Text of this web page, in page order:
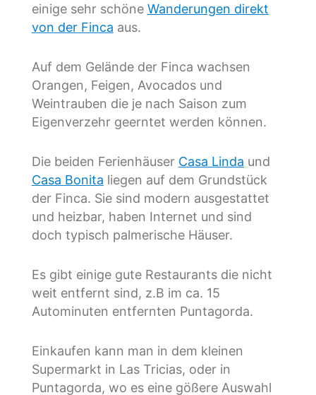
einige sehr schöne Wanderungen direkt
von der Finca aus.
Auf dem Gelände der Finca wachsen
Orangen, Feigen, Avocados und
Weintrauben die je nach Saison zum
Eigenverzehr geerntet werden können.
Die beiden Ferienhäuser Casa Linda und
Casa Bonita liegen auf dem Grundstück
der Finca. Sie sind modern ausgestattet
und heizbar, haben Internet und sind
doch typisch palmerische Häuser.
Es gibt einige gute Restaurants die nicht
weit entfernt sind, z.B im ca. 15
Autominuten entfernten Puntagorda.
Einkaufen kann man in dem kleinen
Supermarkt in Las Tricias, oder in
Puntagorda, wo es eine gößere Auswahl